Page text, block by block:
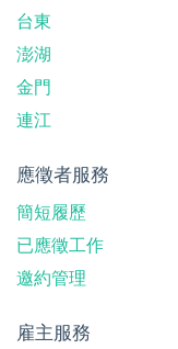
台東
澎湖
金門
連江
應徵者服務
簡短履歷
已應徵工作
邀約管理
雇主服務